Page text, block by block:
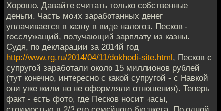
Хорошо. Давайте считать только собственные
деньги. Часть моих заработанных денег
уплачивается в казну в виде налогов. Песков -
госслужащий, получающий зарплату из казны.
Судя, по декларации за 2014й год
http://www.rg.ru/2014/04/11/dokhodi-site.html, Песков с
супругой заработали около 15 миллионов рублей
(тут конечно, интересно с какой супругой - с Навкой
они уже жили но не оформляли отношения). Теперь
факт - есть фото, где Песков носит часы,